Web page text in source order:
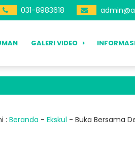
031-8983618
GALERI VIDEO
: Beranda - Ekskul - Buka Bersama